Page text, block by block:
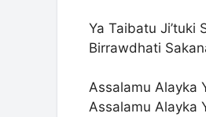
Ya Taibatu Ji’tuki
Birrawdhati
Assalamu Alayka
Assalamu Alayka